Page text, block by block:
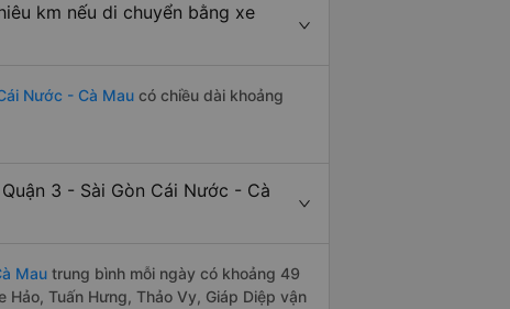
km nếu di chuyển bằng xe
Nước - Cà Mau có chiều dài khoảng
3 - Sài Gòn Cái Nước - Cà
Mau trung bình mỗi ngày có khoảng 49
Tuấn Hưng, Thảo Vy, Giáp Diệp vận